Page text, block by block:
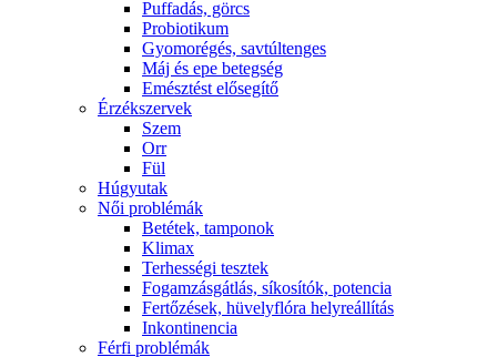
Puffadás, görcs
Probiotikum
Gyomorégés, savtúltenges
Máj és epe betegség
Emésztést elősegítő
Érzékszervek
Szem
Orr
Fül
Húgyutak
Női problémák
Betétek, tamponok
Klimax
Terhességi tesztek
Fogamzásgátlás, síkosítók, potencia
Fertőzések, hüvelyflóra helyreállítás
Inkontinencia
Férfi problémák